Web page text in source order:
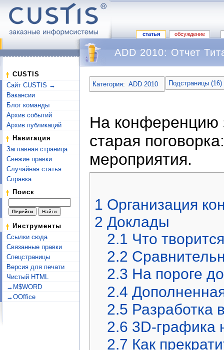
статья обсуждение
CUSTIS
Сайт CUSTIS →
Вакансии
Блог команды
Архив событий
Архив публикаций
Навигация
Заглавная страница
Свежие правки
Случайная статья
Справка
Поиск
Инструменты
Ссылки сюда
Связанные правки
Спецстраницы
Версия для печати
Чистый HTML
→M$WORD
→OOffice
ADD 2010: Отчет
Категория: ADD 2010 Подстраницы
На конференцию
старая
мероприятия.
1 Организация
2 Доклады
2.1 Что
2.2
2.3 На пороге
2.4
2.5 Разработка
2.6 3D-графика
2.7 Как